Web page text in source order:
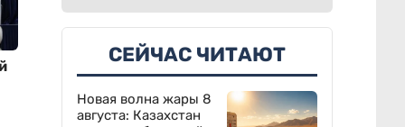
СЕЙЧАС ЧИТАЮТ
Новая волна жары 8
августа: Казахстан